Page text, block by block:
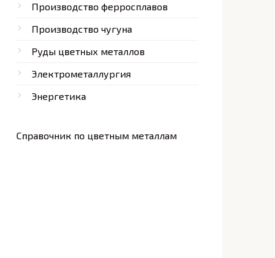
Производство ферросплавов
Производство чугуна
Руды цветных металлов
Электрометаллургия
Энергетика
Справочник по цветным металлам